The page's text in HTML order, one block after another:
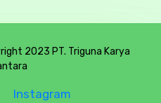
2023 PT. Triguna Karya
Instagram